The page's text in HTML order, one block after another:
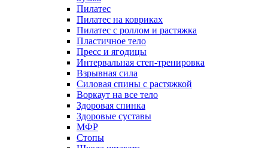
Пилатес
Пилатес на ковриках
Пилатес с роллом и растяжка
Пластичное тело
Пресс и ягодицы
Интервальная степ-тренировка
Взрывная сила
Силовая спины с растяжкой
Воркаут на все тело
Здоровая спинка
Здоровые суставы
МФР
Стопы